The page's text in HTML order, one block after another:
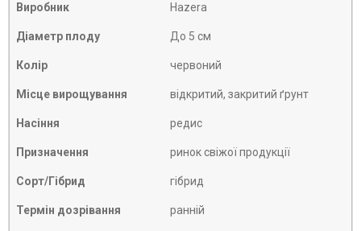
Виробник Hazera
Діаметр плоду До 5 см
Колір червоний
Місце вирощування відкритий, закритий ґрунт
Насіння редис
Призначення ринок свіжої продукції
Сорт/Гібрид гібрид
Термін дозрівання ранній